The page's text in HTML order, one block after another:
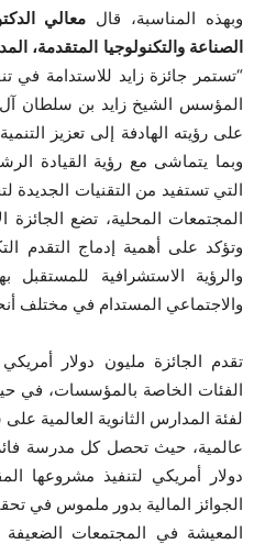
وبهذه المناسبة، قال معالي
الصناعة والتكنولوجيا المتقدمة،
“تستمر جائزة زايد للاستدامة في
المؤسس الشيخ زايد بن سلطان آل
على رؤيته الهادفة إلى تعزيز
وبما يتماشى مع رؤية القيادة
التي تستفيد من التقنيات الجديدة
المجتمعات المحلية، تضع
وتؤكد على أهمية إدماج التقدم
والرؤية الاستشرافية للمستقبل
والاجتماعي المستدام في مختلف
تقدم الجائزة مليون دولار
الفئات الخاصة بالمؤسسات، في
لفئة المدارس الثانوية
دولار أمريكي لتنفيذ مشروعها
الجوائز المالية بدور ملموس في
المعيشة في المجتمعات